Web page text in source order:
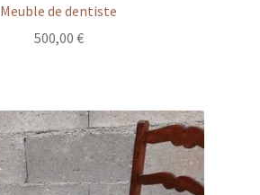
Meuble de dentiste
500,00 €